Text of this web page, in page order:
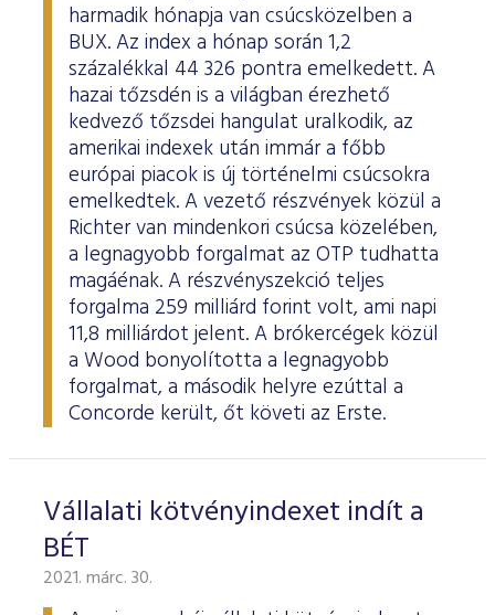
harmadik hónapja van csúcsközelben a
BUX. Az index a hónap során 1,2
százalékkal 44 326 pontra emelkedett. A
hazai tőzsdén is a világban érezhető
kedvező tőzsdei hangulat uralkodik, az
amerikai indexek után immár a főbb
európai piacok is új történelmi csúcsokra
emelkedtek. A vezető részvények közül a
Richter van mindenkori csúcsa közelében,
a legnagyobb forgalmat az OTP tudhatta
magáénak. A részvényszekció teljes
forgalma 259 milliárd forint volt, ami napi
11,8 milliárdot jelent. A brókercégek közül
a Wood bonyolította a legnagyobb
forgalmat, a második helyre ezúttal a
Concorde került, őt követi az Erste.
Vállalati kötvényindexet indít a
BÉT
2021. márc. 30.